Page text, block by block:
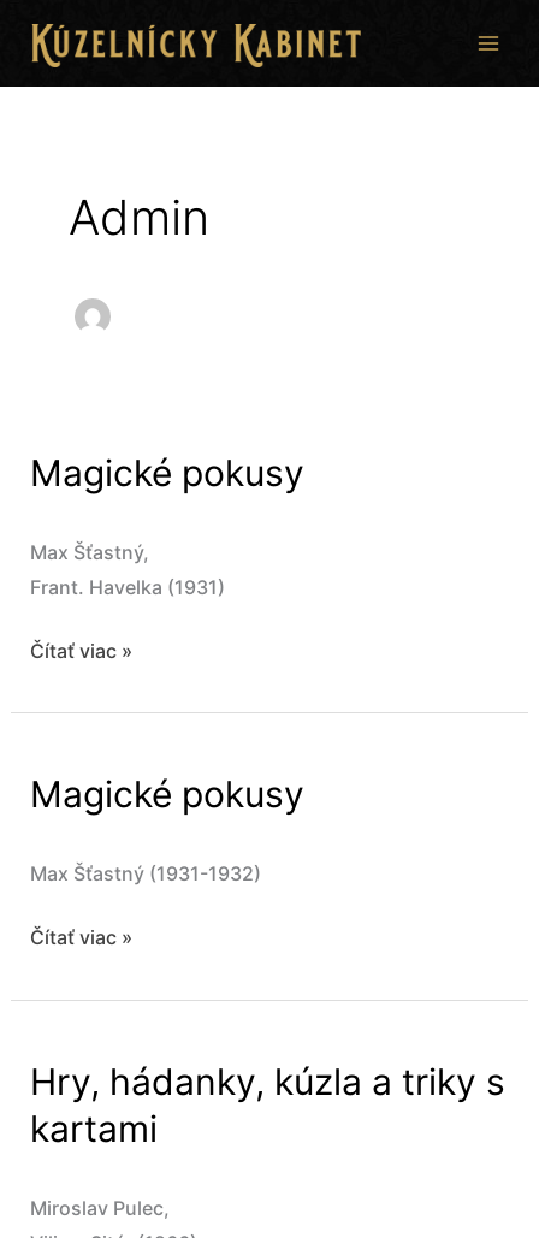
obsah
Admin
Magické pokusy
Max Šťastný,
Frant. Havelka (1931)
Magické
Čítať viac »
Magické pokusy
Max Šťastný (1931-1932)
Magické
Čítať viac »
Hry, hádanky, kúzla a triky s
kartami
Miroslav Pulec,